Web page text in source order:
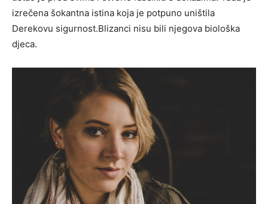
izrečena šokantna istina koja je potpuno uništila
Derekovu sigurnost.Blizanci nisu bili njegova biološka
djeca.